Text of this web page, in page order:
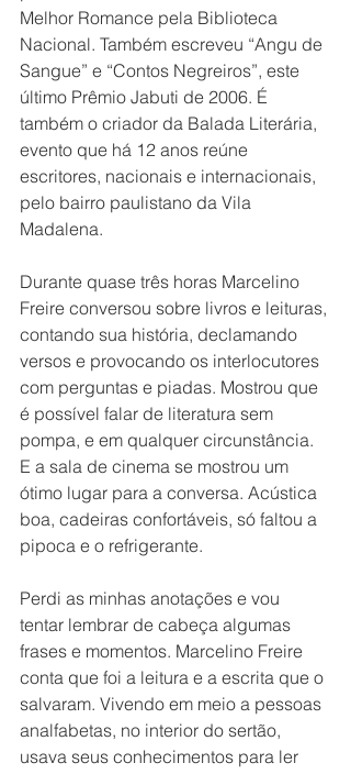
Melhor Romance pela Biblioteca
Nacional. Também escreveu “Angu de
Sangue” e “Contos Negreiros”, este
último Prêmio Jabuti de 2006. É
também o criador da Balada Literária,
evento que há 12 anos reúne
escritores, nacionais e internacionais,
pelo bairro paulistano da Vila
Madalena.
Durante quase três horas Marcelino
Freire conversou sobre livros e leituras,
contando sua história, declamando
versos e provocando os interlocutores
com perguntas e piadas. Mostrou que
é possível falar de literatura sem
pompa, e em qualquer circunstância.
E a sala de cinema se mostrou um
ótimo lugar para a conversa. Acústica
boa, cadeiras confortáveis, só faltou a
pipoca e o refrigerante.
Perdi as minhas anotações e vou
tentar lembrar de cabeça algumas
frases e momentos. Marcelino Freire
conta que foi a leitura e a escrita que o
salvaram. Vivendo em meio a pessoas
analfabetas, no interior do sertão,
usava seus conhecimentos para ler